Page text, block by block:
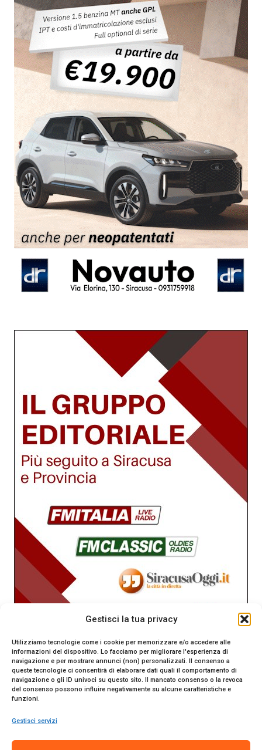
Gestisci la tua privacy
Utilizziamo tecnologie come i cookie per memorizzare e/o accedere alle
informazioni del dispositivo. Lo facciamo per migliorare l'esperienza di
navigazione e per mostrare annunci (non) personalizzati. Il consenso a
queste tecnologie ci consentirà di elaborare dati quali il comportamento di
navigazione o gli ID univoci su questo sito. Il mancato consenso o la revoca
del consenso possono influire negativamente su alcune caratteristiche e
funzioni.
Gestisci servizi